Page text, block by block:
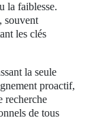
la faiblesse.
souvent
les clés
la seule
proactif,
recherche
de tous